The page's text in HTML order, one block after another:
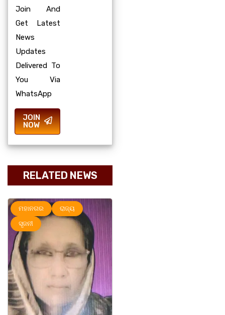
Join And
Get Latest
News
Updates
Delivered To
You Via
WhatsApp
JOIN
NOW
RELATED NEWS
ମହାନଗର
ରାଜ୍ୟ
ସୃଜନୀ